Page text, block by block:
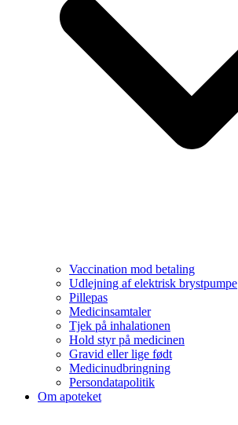
Vaccination mod betaling
Udlejning af elektrisk brystpumpe
Pillepas
Medicinsamtaler
Tjek på inhalationen
Hold styr på medicinen
Gravid eller lige født
Medicinudbringning
Persondatapolitik
Om apoteket